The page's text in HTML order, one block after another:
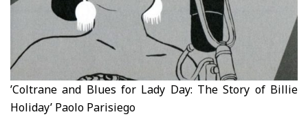
’Coltrane and Blues for Lady Day: The Story of Billie
Holiday’ Paolo Parisiego